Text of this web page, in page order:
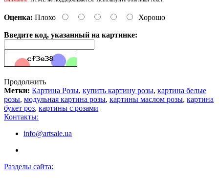
Оценка: Плохо Хорошо
Введите код, указанный на картинке:
Продолжить
Метки: Картина Розы, купить картину розы, картина белые
розы, модульная картина розы, картины маслом розы, картина
букет роз, картины с розами
Контакты:
info@artsale.ua
Разделы сайта: